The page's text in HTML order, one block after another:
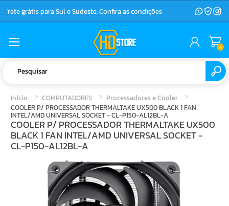
Frete grátis para Sul e Sudeste. Confira as condições
0
Início COMPUTADORES
Processadores e Cooler
COOLER P/ PROCESSADOR THERMALTAKE UX500 BLACK 1 FAN
INTEL/AMD UNIVERSAL SOCKET - CL-P150-AL12BL-A
COOLER P/ PROCESSADOR THERMALTAKE UX500
BLACK 1 FAN INTEL/AMD UNIVERSAL SOCKET -
CL-P150-AL12BL-A